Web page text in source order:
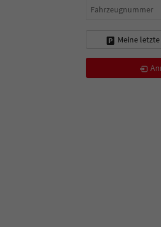
Fahrzeugnummer
Meine